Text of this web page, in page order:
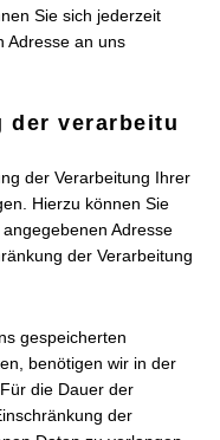
Sie sich jederzeit
Adresse an uns
der verarbeitu
der Verarbeitung Ihrer
Hierzu können Sie
Adresse
der Verarbeitung
gespeicherten
benötigen wir in der
die Dauer der
der